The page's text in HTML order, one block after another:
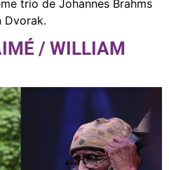
trio de Johannes Brahms
Dvorak.
/ WILLIAM